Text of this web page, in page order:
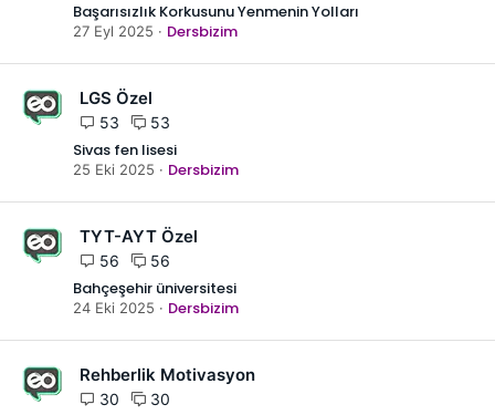
Başarısızlık Korkusunu Yenmenin Yolları
27 Eyl 2025 Dersbizim
LGS Özel
53 53
Sivas fen lisesi
25 Eki 2025 Dersbizim
TYT-AYT Özel
56 56
Bahçeşehir üniversitesi
24 Eki 2025 Dersbizim
Rehberlik Motivasyon
30 30